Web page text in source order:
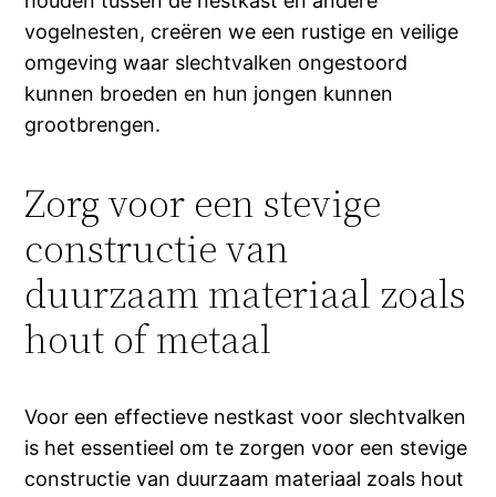
vogelnesten, creëren we een rustige en veilige
omgeving waar slechtvalken ongestoord
kunnen broeden en hun jongen kunnen
grootbrengen.
Zorg voor een stevige
constructie van
duurzaam materiaal zoals
hout of metaal
Voor een effectieve nestkast voor slechtvalken
is het essentieel om te zorgen voor een stevige
constructie van duurzaam materiaal zoals hout